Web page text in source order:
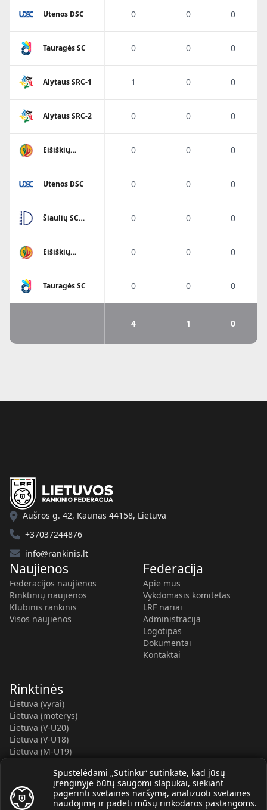
Utenos DSC 0 0 0
Tauragės SC 0 0 0
Alytaus SRC-1 1 0 0
Alytaus SRC-2 0 0 0
Eišiškių
SM
0 0 0
Utenos DSC 0 0 0
Šiaulių SC
0 0 0
Eišiškių
SM
0 0 0
Tauragės SC 0 0 0
4 1 0
Spustelėdami „Sutinku“ sutinkate, kad jūsų
įrenginyje būtų saugomi slapukai, siekiant
pagerinti svetainės naršymą, analizuoti svetainės
naudojimą ir padėti mūsų rinkodaros pastangoms.
Aušros g. 42, Kaunas 44158, Lietuva
+37037244876
info@rankinis.lt
Naujienos
Federacijos naujienos
Rinktinių naujienos
Klubinis rankinis
Visos naujienos
Federacija
Apie mus
Vykdomasis komitetas
LRF nariai
Administracija
Logotipas
Dokumentai
Kontaktai
Rinktinės
Lietuva (vyrai)
Lietuva (moterys)
Lietuva (V-U20)
Lietuva (V-U18)
Lietuva (M-U19)
Lietuva (M-U16)